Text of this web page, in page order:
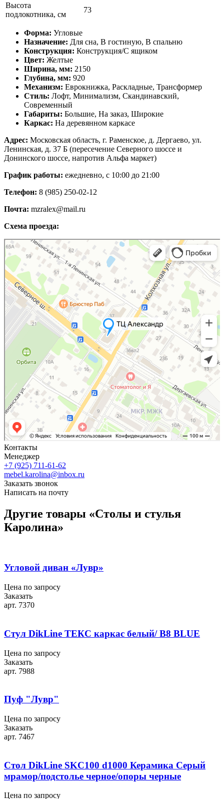
Высота
подлокотника, см
73
Форма: Угловые
Назначение: Для сна, В гостиную, В спальню
Конструкция: Конструкция/С ящиком
Цвет: Желтые
Ширина, мм: 2150
Глубина, мм: 920
Механизм: Еврокнижка, Раскладные, Трансформер
Стиль: Лофт, Минимализм, Скандинавский,
Современный
Габариты: Большие, На заказ, Широкие
Каркас: На деревянном каркасе
Адрес: Московская область, г. Раменское, д. Дергаево, ул.
Ленинская, д. 37 Б (пересечение Северного шоссе и
Донинского шоссе, напротив Альфа маркет)
График работы: ежедневно, с 10:00 до 21:00
Телефон: 8 (985) 250-02-12
Почта: mzralex@mail.ru
Схема проезда:
Яндекс Карты
Яндекс Карты — транспорт, навигация, поиск мест
Контакты
Менеджер
+7 (925) 711-61-62
mebel.karolina@inbox.ru
Заказать звонок
Написать на почту
Другие товары «Столы и стулья
Каролина»
Угловой диван «Лувр»
Цена по запросу
Заказать
арт. 7370
Стул DikLine ТЕКС каркас белый/ B8 BLUE
Цена по запросу
Заказать
арт. 7988
Пуф "Лувр"
Цена по запросу
Заказать
арт. 7467
Стол DikLine SKC100 d1000 Керамика Серый
мрамор/подстолье черное/опоры черные
Цена по запросу